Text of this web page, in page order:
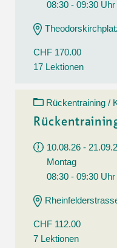
08:30 - 09:30 Uhr
CHF 170.00
17 Lektionen
Rückentraining /
10.08.26 -
Montag
08:30 - 09:30 Uhr
CHF 112.00
7 Lektionen